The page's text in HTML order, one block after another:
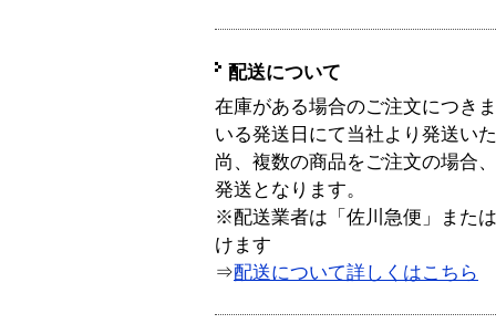
配送について
在庫がある場合のご注文につき
いる発送日にて当社より発送い
尚、複数の商品をご注文の場合
発送となります。
※配送業者は「佐川急便」また
けます
⇒配送について詳しくはこちら